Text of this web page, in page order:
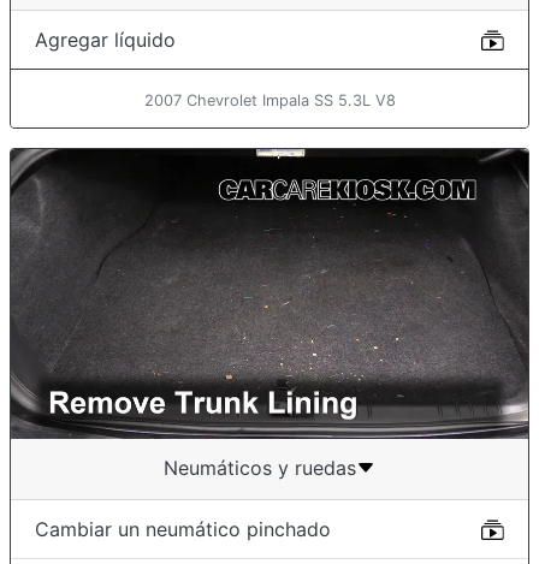
Agregar líquido
2007 Chevrolet Impala SS 5.3L V8
Neumáticos y ruedas
Cambiar un neumático pinchado